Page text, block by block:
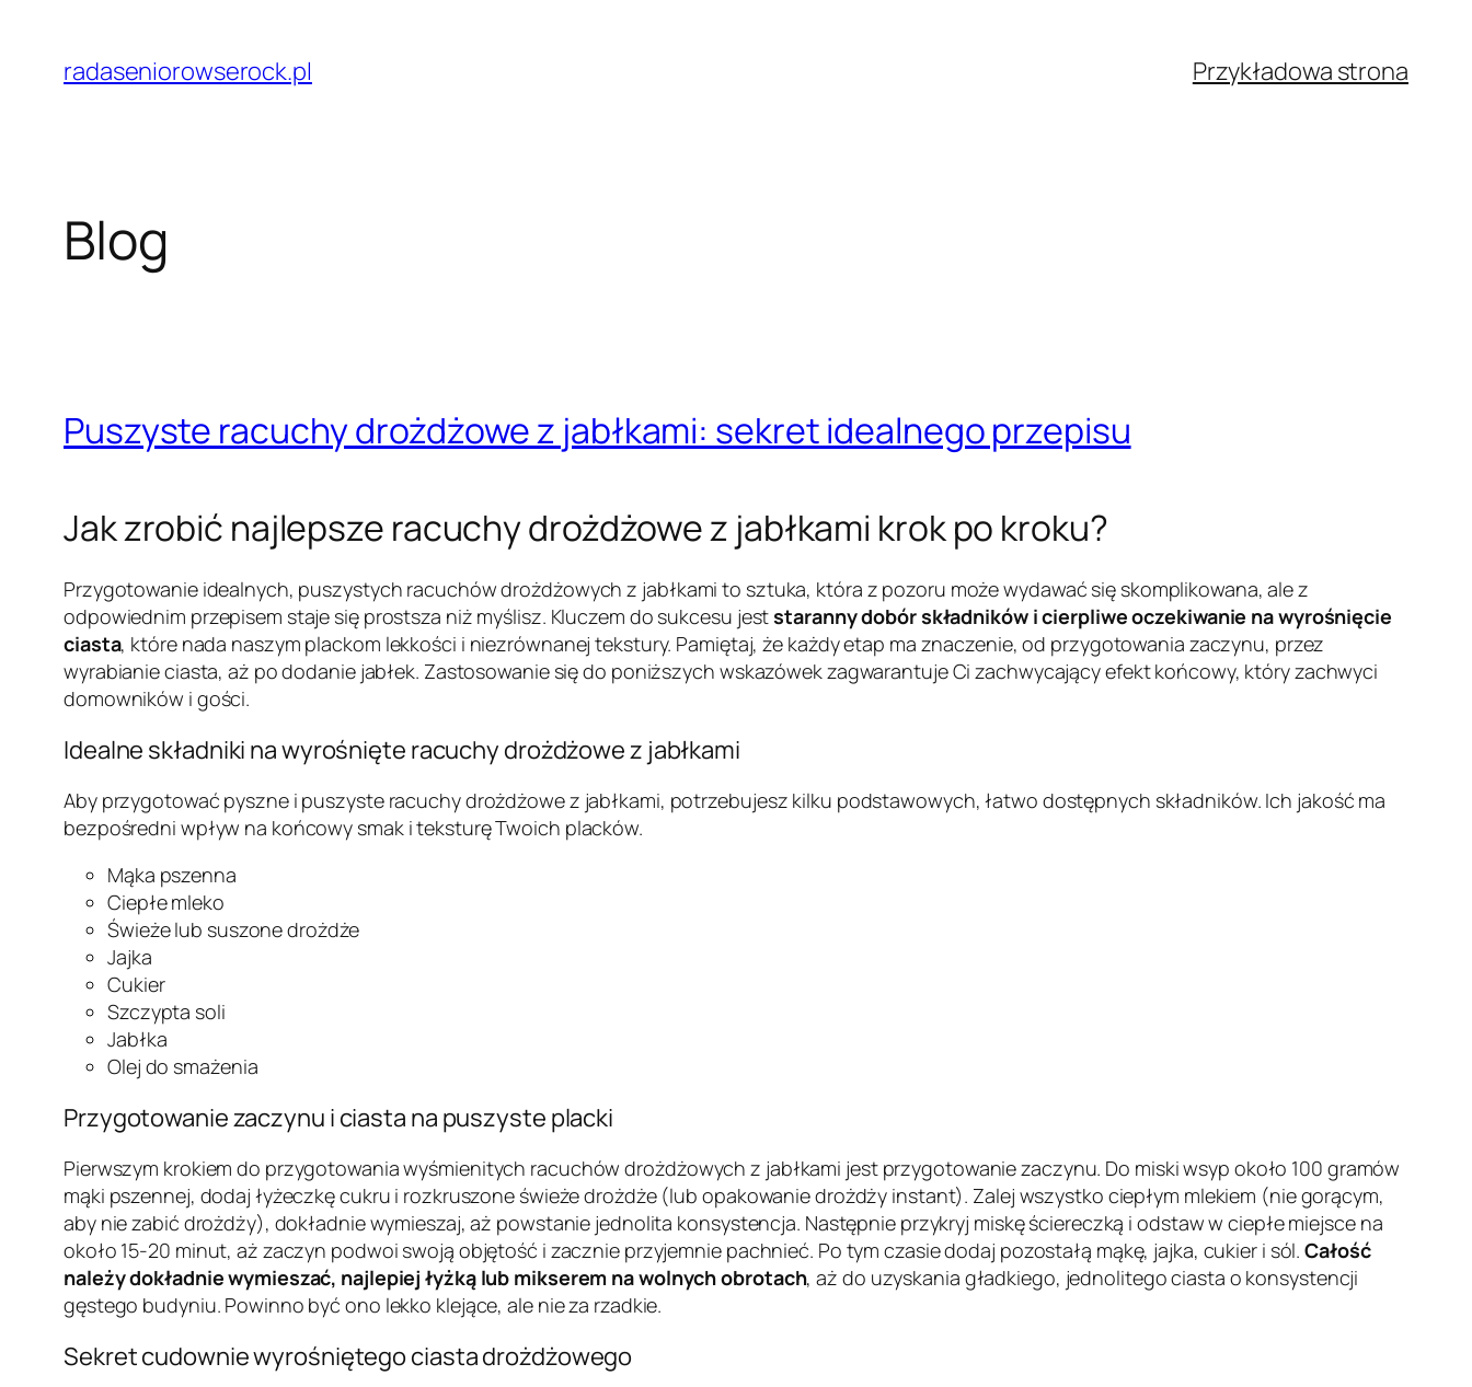
treści
radaseniorowserock.pl Przykładowa strona
Blog
Puszyste racuchy drożdżowe z jabłkami: sekret idealnego przepisu
Jak zrobić najlepsze racuchy drożdżowe z jabłkami krok po kroku?
Przygotowanie idealnych, puszystych racuchów drożdżowych z jabłkami to sztuka, która z pozoru może wydawać się skomplikowana, ale z
odpowiednim przepisem staje się prostsza niż myślisz. Kluczem do sukcesu jeststaranny dobór składników i cierpliwe oczekiwanie na wyrośnięcie
ciasta, które nada naszym plackom lekkości i niezrównanej tekstury. Pamiętaj, że każdy etap ma znaczenie, od przygotowania zaczynu, przez
wyrabianie ciasta, aż po dodanie jabłek. Zastosowanie się do poniższych wskazówek zagwarantuje Ci zachwycający efekt końcowy, który zachwyci
domowników i gości.
Idealne składniki na wyrośnięte racuchy drożdżowe z jabłkami
Aby przygotować pyszne i puszyste racuchy drożdżowe z jabłkami, potrzebujesz kilku podstawowych, łatwo dostępnych składników. Ich jakość ma
bezpośredni wpływ na końcowy smak i teksturę Twoich placków.
Mąka pszenna
Ciepłe mleko
Świeże lub suszone drożdże
Jajka
Cukier
Szczypta soli
Jabłka
Olej do smażenia
Przygotowanie zaczynu i ciasta na puszyste placki
Pierwszym krokiem do przygotowania wyśmienitych racuchów drożdżowych z jabłkami jest przygotowanie zaczynu. Do miski wsyp około 100 gramów
mąki pszennej, dodaj łyżeczkę cukru i rozkruszone świeże drożdże (lub opakowanie drożdży instant). Zalej wszystko ciepłym mlekiem (nie gorącym,
aby nie zabić drożdży), dokładnie wymieszaj, aż powstanie jednolita konsystencja. Następnie przykryj miskę ściereczką i odstaw w ciepłe miejsce na
około 15-20 minut, aż zaczyn podwoi swoją objętość i zacznie przyjemnie pachnieć. Po tym czasie dodaj pozostałą mąkę, jajka, cukier i sól.Całość
należy dokładnie wymieszać, najlepiej łyżką lub mikserem na wolnych obrotach, aż do uzyskania gładkiego, jednolitego ciasta o konsystencji
gęstego budyniu. Powinno być ono lekko klejące, ale nie za rzadkie.
Sekret cudownie wyrośniętego ciasta drożdżowego